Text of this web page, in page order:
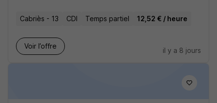
Cabriès - 13 CDI Temps partiel 12,52 € / heure
Voir l’offre
il y a 8 jours